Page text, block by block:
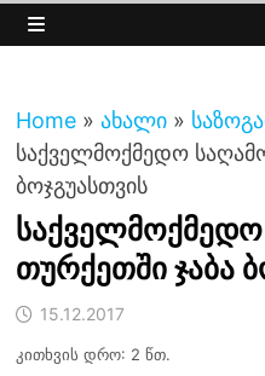
Home » ახალი »
საქველმოქმედო
ბოჯგუასთვის
თურქეთში ჯაბა
15.12.2017
კითხვის დრო: 2 წთ.